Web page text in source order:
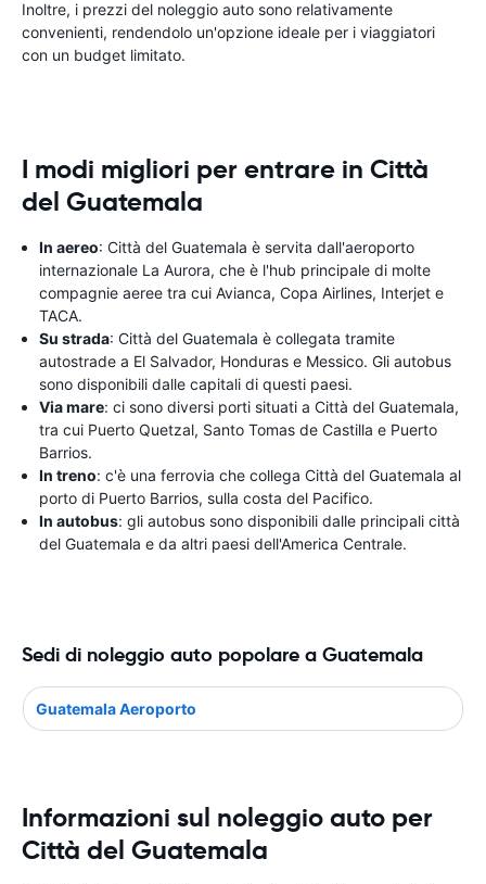
Inoltre, i prezzi del noleggio auto sono relativamente
convenienti, rendendolo un'opzione ideale per i viaggiatori
con un budget limitato.
I modi migliori per entrare in Città
del Guatemala
In aereo: Città del Guatemala è servita dall'aeroporto
internazionale La Aurora, che è l'hub principale di molte
compagnie aeree tra cui Avianca, Copa Airlines, Interjet e
TACA.
Su strada: Città del Guatemala è collegata tramite
autostrade a El Salvador, Honduras e Messico. Gli autobus
sono disponibili dalle capitali di questi paesi.
Via mare: ci sono diversi porti situati a Città del Guatemala,
tra cui Puerto Quetzal, Santo Tomas de Castilla e Puerto
Barrios.
In treno: c'è una ferrovia che collega Città del Guatemala al
porto di Puerto Barrios, sulla costa del Pacifico.
In autobus: gli autobus sono disponibili dalle principali città
del Guatemala e da altri paesi dell'America Centrale.
Sedi di noleggio auto popolare a Guatemala
Guatemala Aeroporto
Informazioni sul noleggio auto per
Città del Guatemala